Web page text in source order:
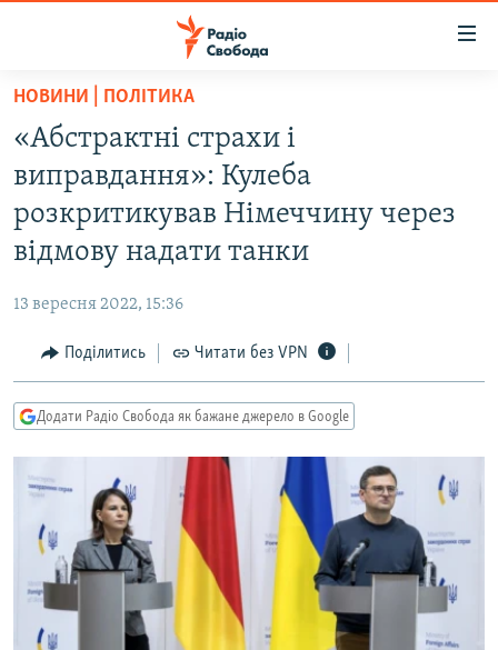
Перейти
основного
матеріалу
Перейти
до
основної
Перейти
пошуку
РАДІО СВОБОДА – 70 РОКІВ
ВСЕ ЗА ДОБУ
СТАТТІ
СУСПІЛЬСТВО
КУЛЬТУРА
СПОРТ
СВІТ
ВІЙНА
ДОНБАС.РЕАЛІЇ
КРИМ.РЕАЛІЇ
ТИ ЯК?
КИТАЙ.ВИКЛИКИ
МУЛЬТИМЕДІА
ФОТО
СПЕЦПРОЄКТИ
ПОДКАСТИ
НОВИНИ | ПОЛІТИКА
«Абстрактні страхи і
виправдання»: Кулеба
розкритикував Німеччину через
відмову надати танки
13 вересня 2022, 15:36
Поділитись Читати без VPN
Додати Радіо Свобода як бажане джерело в Google